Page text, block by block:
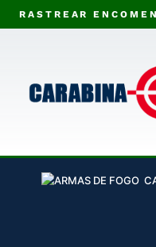
RASTREAR